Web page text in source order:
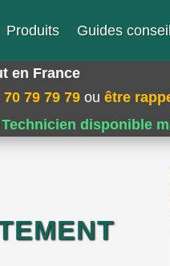
Produits Guides
en France
70 79 79 79 ou être
disponible